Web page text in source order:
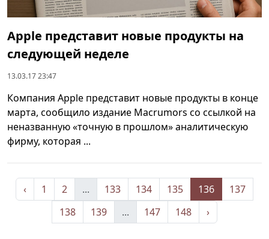
Apple представит новые продукты на
следующей неделе
13.03.17 23:47
Компания Apple представит новые продукты в конце
марта, сообщило издание Macrumors со ссылкой на
неназванную «точную в прошлом» аналитическую
фирму, которая ...
‹ 1 2 ... 133 134 135 136
137
138
139 ... 147 148 ›